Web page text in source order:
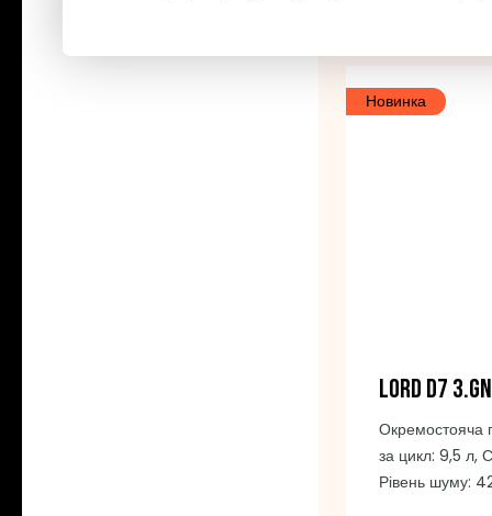
Новинка
LORD D7 3.GN
Окремостояча
за цикл: 9,5 л,
Рівень шуму: